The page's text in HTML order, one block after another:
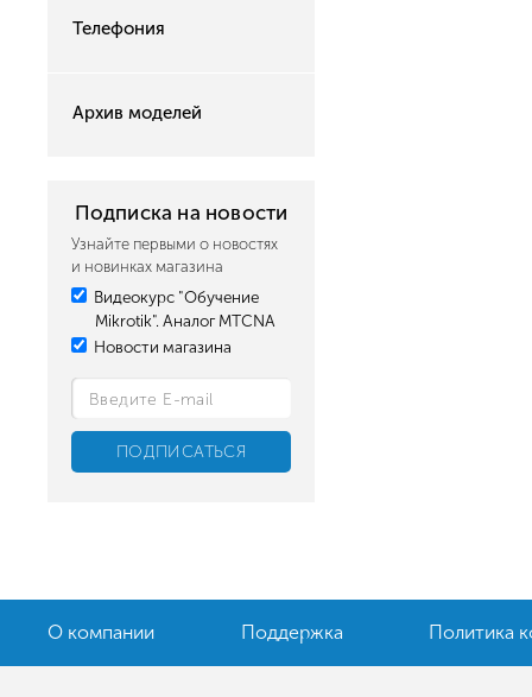
Телефония
Архив моделей
Подписка на новости
Узнайте первыми о новостях
и новинках магазина
Видеокурс "Обучение
Mikrotik". Аналог MTCNA
Новости магазина
О компании Поддержка Политика